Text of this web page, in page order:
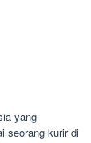
yang
seorang kurir di